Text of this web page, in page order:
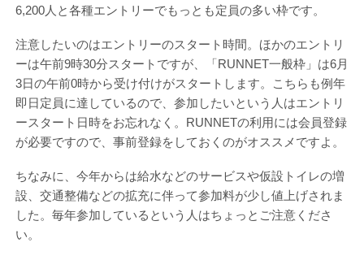
6,200人と各種エントリーでもっとも定員の多い枠です。
注意したいのはエントリーのスタート時間。ほかのエントリ
ーは午前9時30分スタートですが、「RUNNET一般枠」は6月
3日の午前0時から受け付けがスタートします。こちらも例年
即日定員に達しているので、参加したいという人はエントリ
ースタート日時をお忘れなく。RUNNETの利用には会員登録
が必要ですので、事前登録をしておくのがオススメですよ。
ちなみに、今年からは給水などのサービスや仮設トイレの増
設、交通整備などの拡充に伴って参加料が少し値上げされま
した。毎年参加しているという人はちょっとご注意くださ
い。